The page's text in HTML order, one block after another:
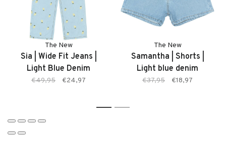
• Kleur Silver Pink
• Geschikt voor dagelijks gebruik
• Makkelijk te combineren
The New
Sia | Wide Fit Jeans |
Light Blue Denim
€49,95 €24,97
The New
Samantha | Shorts |
Light blue denim
€37,95 €18,97
1 2